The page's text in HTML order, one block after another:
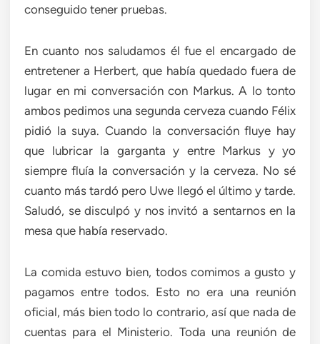
conseguido tener pruebas.
En cuanto nos saludamos él fue el encargado de
entretener a Herbert, que había quedado fuera de
lugar en mi conversación con Markus. A lo tonto
ambos pedimos una segunda cerveza cuando Félix
pidió la suya. Cuando la conversación fluye hay
que lubricar la garganta y entre Markus y yo
siempre fluía la conversación y la cerveza. No sé
cuanto más tardó pero Uwe llegó el último y tarde.
Saludó, se disculpó y nos invitó a sentarnos en la
mesa que había reservado.
La comida estuvo bien, todos comimos a gusto y
pagamos entre todos. Esto no era una reunión
oficial, más bien todo lo contrario, así que nada de
cuentas para el Ministerio. Toda una reunión de